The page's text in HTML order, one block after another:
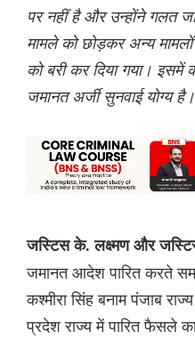
पर नहीं है और उन्होंने गलत
मामले को छोड़कर अन्य मामलों
को बरी कर दिया गया। इसमें
जमानत अर्जी सुनवाई योग्य
जस्टिस के. लक्ष्मण और
जमानत आदेश पारित करते
कश्मीरा सिंह बनाम पंजाब
प्रदेश राज्य में पारित फैसले